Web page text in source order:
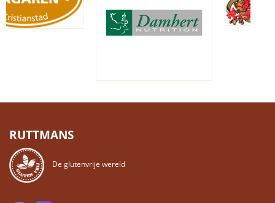
RUTTMANS
De glutenvrije wereld